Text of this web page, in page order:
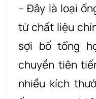
– Đây là loại
từ chất liệu
sợi bố tổng
chuyền tiên
nhiều kích